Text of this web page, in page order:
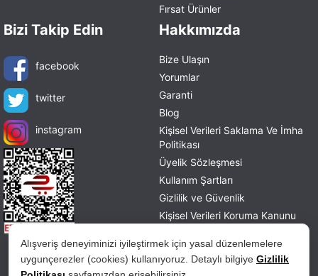
Alışveriş deneyiminizi iyileştirmek için yasal düzenlemelere
uygunçerezler (cookies) kullanıyoruz. Detaylı bilgiye Gizlilik
Fırsat Ürünler
Bizi Takip Edin
facebook
twitter
instagram
Hakkımızda
Bize Ulaşın
Yorumlar
Garanti
Blog
Kişisel Verileri Saklama Ve İmha
Politikası
Üyelik Sözleşmesi
Kullanım Şartları
Gizlilik ve Güvenlik
Kişisel Verileri Koruma Kanunu
İade ve Değişim Politikası